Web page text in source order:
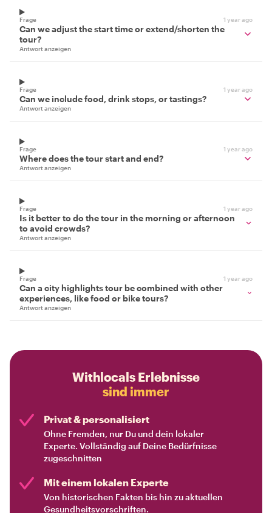
Frage 1 year ago
Can we adjust the start time or extend/shorten the
tour?
Antwort anzeigen
Frage 1 year ago
Can we include food, drink stops, or tastings?
Antwort anzeigen
Frage 1 year ago
Where does the tour start and end?
Antwort anzeigen
Frage 1 year ago
Is it better to do the tour in the morning or afternoon
to avoid crowds?
Antwort anzeigen
Frage 1 year ago
Can a city highlights tour be combined with other
experiences, like food or bike tours?
Antwort anzeigen
Withlocals Erlebnisse
sind immer
Privat & personalisiert
Ohne Fremden, nur Du und dein lokaler
Experte. Vollständig auf Deine Bedürfnisse
zugeschnitten
Mit einem lokalen Experte
Von historischen Fakten bis hin zu aktuellen
Gesundheitsvorschriften.